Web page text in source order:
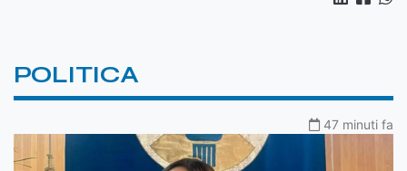
POLITICA
47 minuti fa